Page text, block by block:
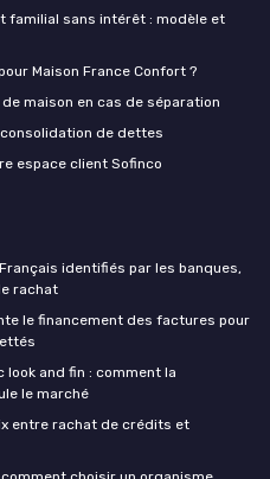
familial sans intérêt : modèle et
Maison France Confort ?
maison en cas de séparation
de dettes
espace client Sofinco
identifiés par les banques,
rachat
le financement des factures pour
and fin : comment la
le marché
entre rachat de crédits et